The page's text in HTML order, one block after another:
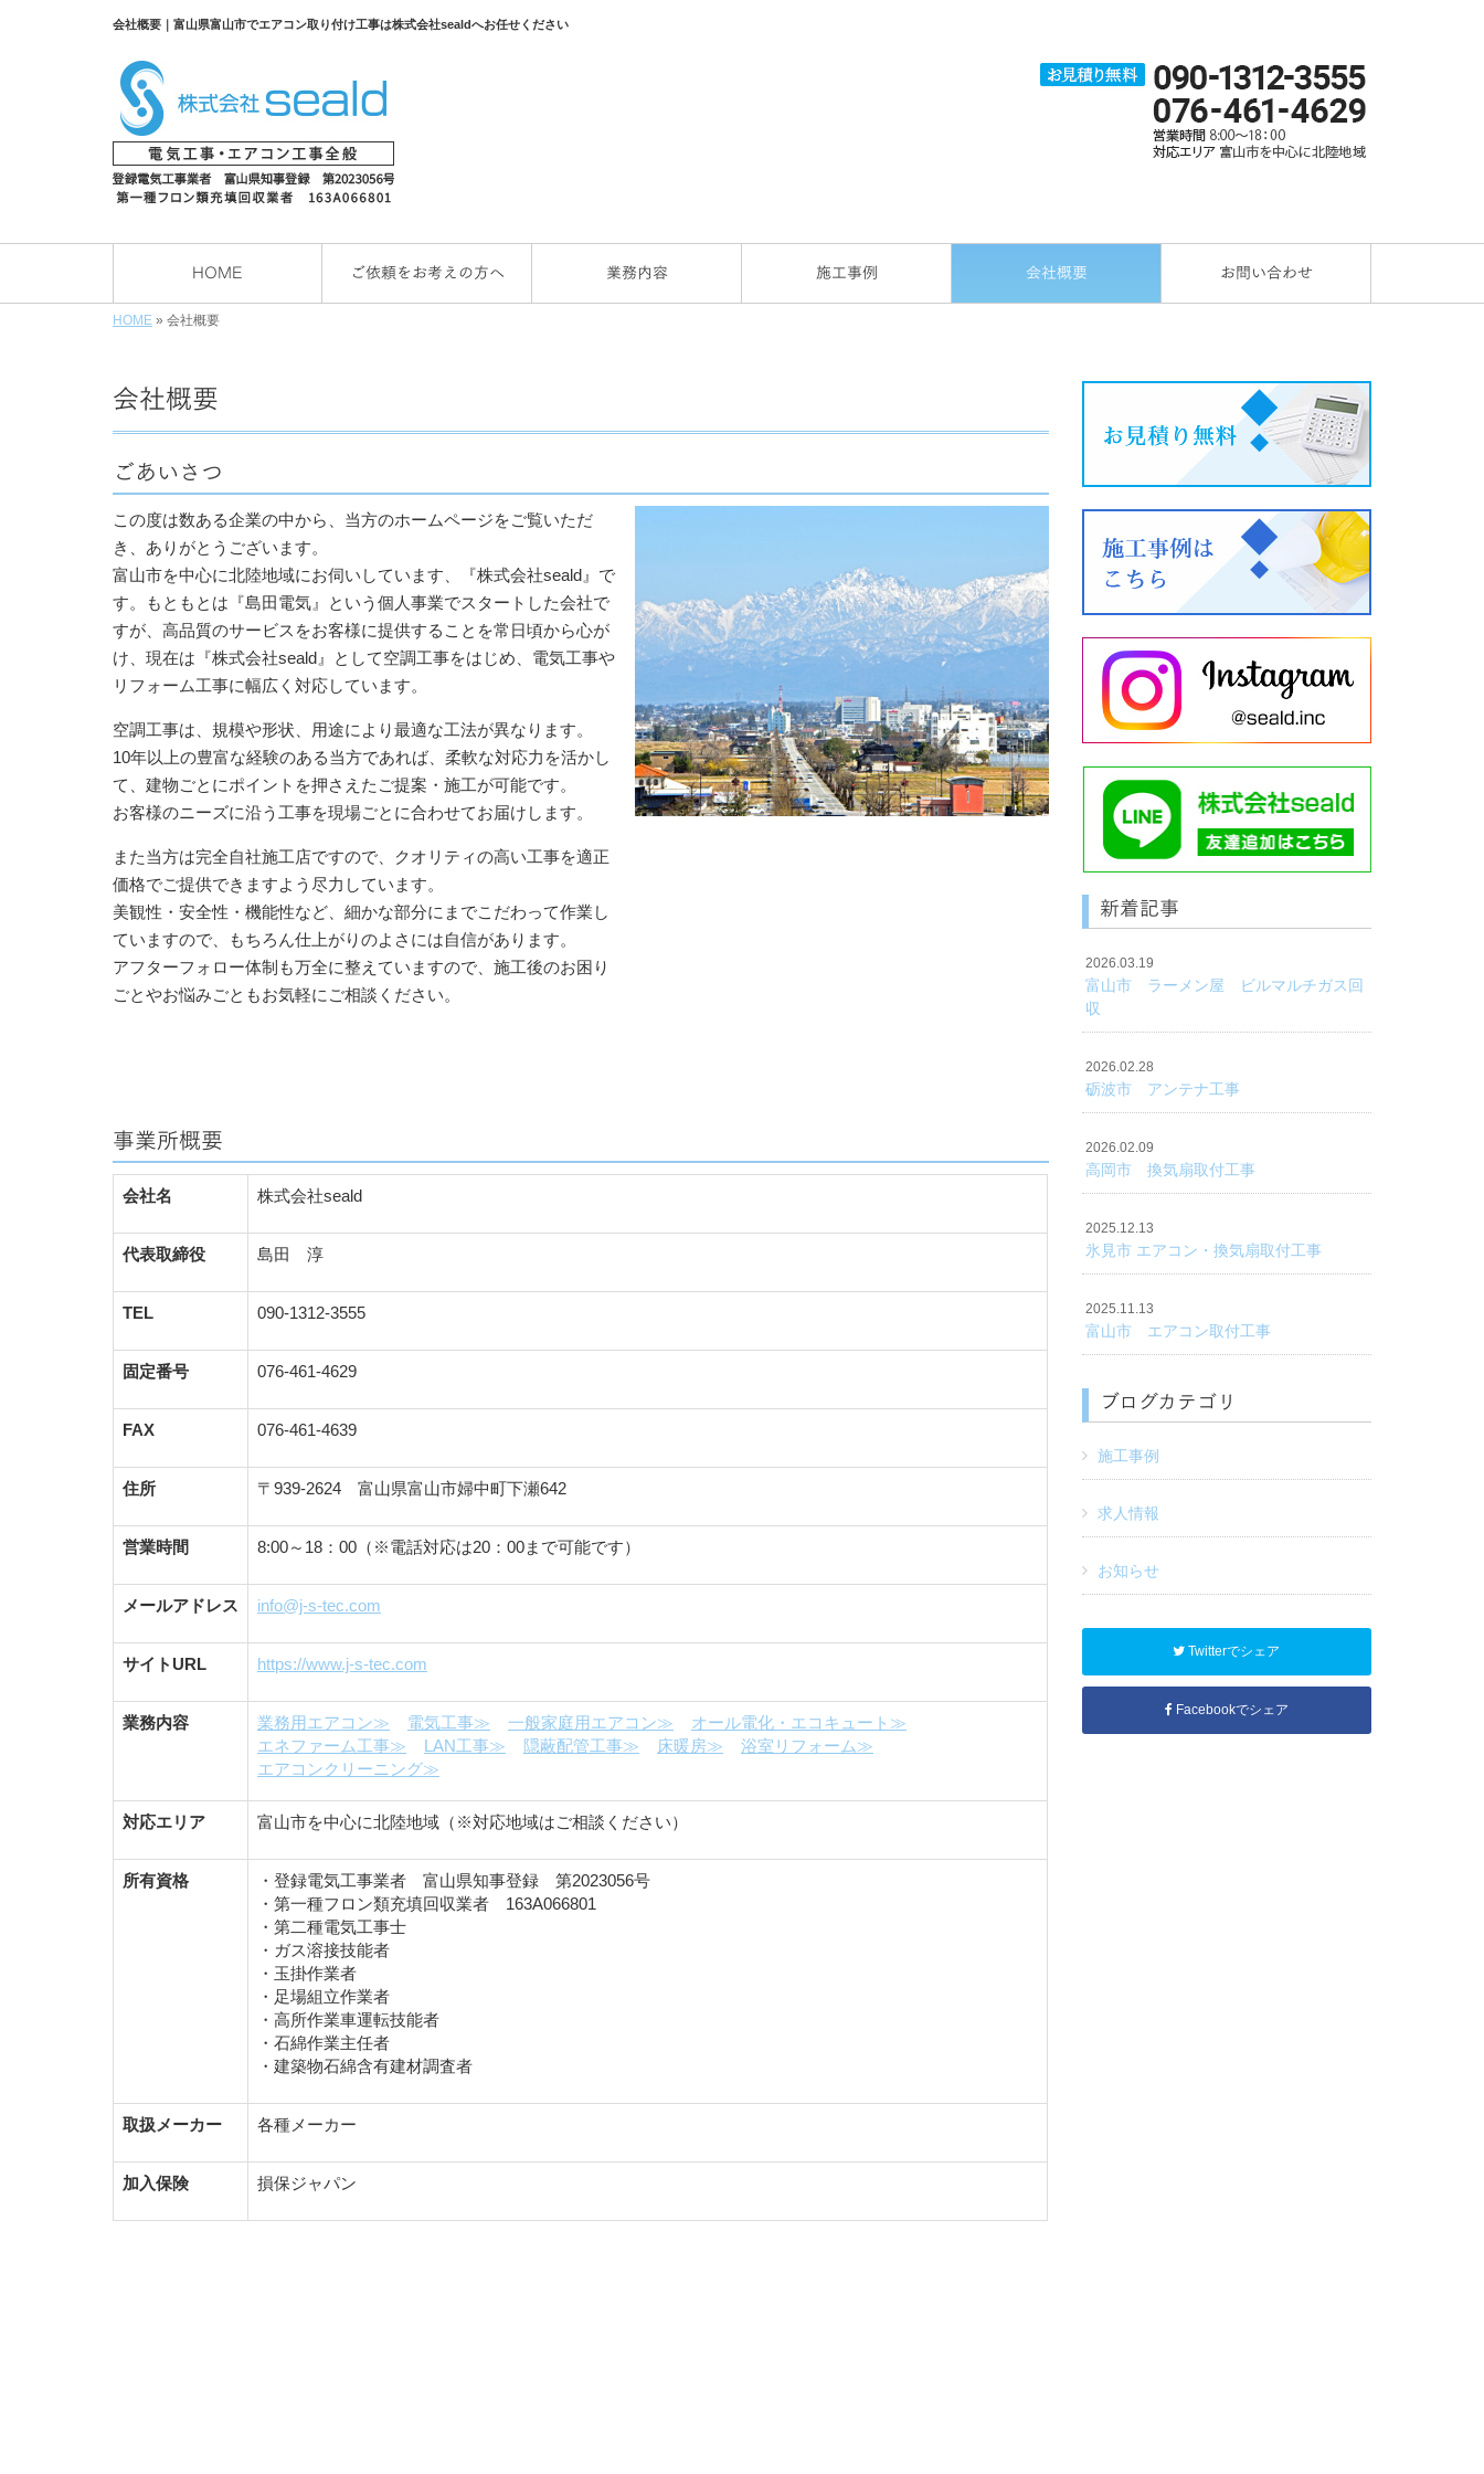
会社概要｜富山県富山市でエアコン取り付け工事は株式会社sealdへお任せください
HOME ご依頼をお考えの方へ 業務内容 施工事例 会社概要 お問い合わせ
HOME » 会社概要
会社概要
ごあいさつ
この度は数ある企業の中から、当方のホームページをご覧いただ
き、ありがとうございます。
富山市を中心に北陸地域にお伺いしています、『株式会社seald』で
す。もともとは『島田電気』という個人事業でスタートした会社で
すが、高品質のサービスをお客様に提供することを常日頃から心が
け、現在は『株式会社seald』として空調工事をはじめ、電気工事や
リフォーム工事に幅広く対応しています。
空調工事は、規模や形状、用途により最適な工法が異なります。
10年以上の豊富な経験のある当方であれば、柔軟な対応力を活かし
て、建物ごとにポイントを押さえたご提案・施工が可能です。
お客様のニーズに沿う工事を現場ごとに合わせてお届けします。
また当方は完全自社施工店ですので、クオリティの高い工事を適正
価格でご提供できますよう尽力しています。
美観性・安全性・機能性など、細かな部分にまでこだわって作業し
ていますので、もちろん仕上がりのよさには自信があります。
アフターフォロー体制も万全に整えていますので、施工後のお困り
ごとやお悩みごともお気軽にご相談ください。
事業所概要
会社名 株式会社seald
代表取締役 島田 淳
TEL 090-1312-3555
固定番号 076-461-4629
FAX 076-461-4639
住所 〒939-2624 富山県富山市婦中町下瀬642
営業時間 8:00～18：00（※電話対応は20：00まで可能です）
メールアドレス info@j-s-tec.com
サイトURL https://www.j-s-tec.com
業務内容 業務用エアコン≫ 電気工事≫ 一般家庭用エアコン≫
オール電化・エコキュート≫
エネファーム工事≫
LAN工事≫ 隠蔽配管工事≫ 床暖房≫
浴室リフォーム≫
エアコンクリーニング≫
対応エリア 富山市を中心に北陸地域（※対応地域はご相談ください）
所有資格
・登録電気工事業者 富山県知事登録 第2023056号
・第一種フロン類充填回収業者 163A066801
・第二種電気工事士
・ガス溶接技能者
・玉掛作業者
・足場組立作業者
・高所作業車運転技能者
・石綿作業主任者
・建築物石綿含有建材調査者
取扱メーカー 各種メーカー
加入保険 損保ジャパン
新着記事
2026.03.19
富山市 ラーメン屋 ビルマルチガス回
収
2026.02.28
砺波市 アンテナ工事
2026.02.09
高岡市 換気扇取付工事
2025.12.13
氷見市 エアコン・換気扇取付工事
2025.11.13
富山市 エアコン取付工事
ブログカテゴリ
施工事例
求人情報
お知らせ
Twitterでシェア
Facebookでシェア